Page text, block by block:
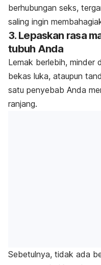
berhubungan seks,
saling ingin
3. Lepaskan rasa
tubuh Anda
Lemak berlebih, minder
bekas luka, ataupun
satu penyebab Anda
ranjang.
Sebetulnya, tidak ada